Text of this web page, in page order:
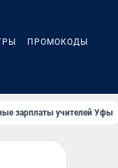
ПРОМОКОДЫ
зарплаты учителей Уфы